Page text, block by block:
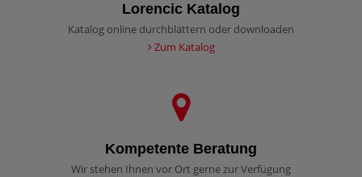
Lorencic Katalog
Katalog online durchblättern oder downloaden
Zum Katalog
Kompetente Beratung
Wir stehen Ihnen vor Ort gerne zur Verfügung